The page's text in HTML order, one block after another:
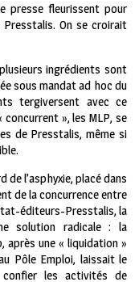
presse fleurissent pour
On se croirait
ingrédients sont
sous mandat ad hoc du
tergiversent avec ce
», les MLP, se
de Presstalis, même si
de l’asphyxie, placé dans
de la concurrence entre
éditeurs-Presstalis, la
solution radicale : la
après une « liquidation »
Pôle Emploi, laissait le
les activités de